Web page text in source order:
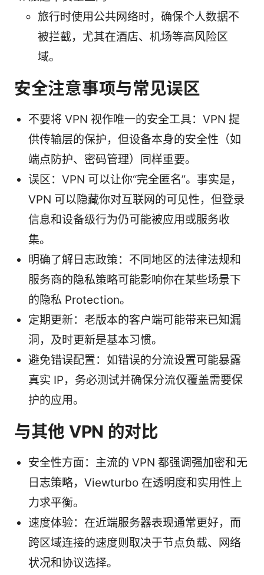
旅行时使用公共网络时，确保个人数据不
被拦截，尤其在酒店、机场等高风险区
域。
安全注意事项与常见误区
不要将 VPN 视作唯一的安全工具：VPN 提
供传输层的保护，但设备本身的安全性（如
端点防护、密码管理）同样重要。
误区：VPN 可以让你“完全匿名”。事实是，
VPN 可以隐藏你对互联网的可见性，但登录
信息和设备级行为仍可能被应用或服务收
集。
明确了解日志政策：不同地区的法律法规和
服务商的隐私策略可能影响你在某些场景下
的隐私 Protection。
定期更新：老版本的客户端可能带来已知漏
洞，及时更新是基本习惯。
避免错误配置：如错误的分流设置可能暴露
真实 IP，务必测试并确保分流仅覆盖需要保
护的应用。
与其他 VPN 的对比
安全性方面：主流的 VPN 都强调强加密和无
日志策略，Viewturbo 在透明度和实用性上
力求平衡。
速度体验：在近端服务器表现通常更好，而
跨区域连接的速度则取决于节点负载、网络
状况和协议选择。